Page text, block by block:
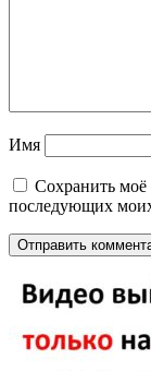
Имя
Сохранить моё
последующих